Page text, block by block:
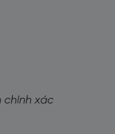
chính xác